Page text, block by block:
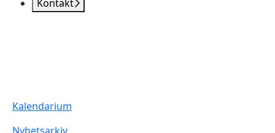
Kontakt
Kalendarium